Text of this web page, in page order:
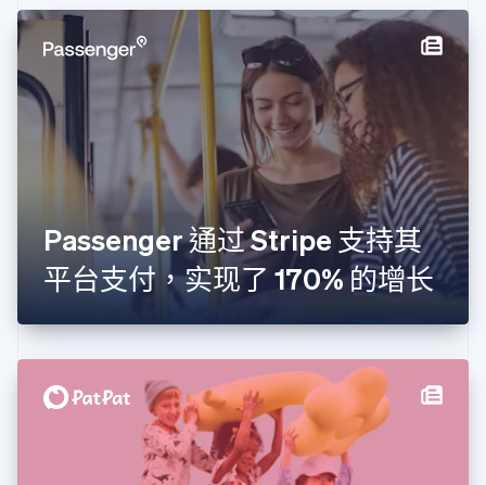
Passenger 通过 Stripe 支持其
平台支付，实现了 170% 的增长
丹麦
English
德国
English
English
芬兰
English Svenska
荷兰
Nederlands
加拿大
Français
捷克
克罗地亚
English
立陶宛
列支敦士登
English